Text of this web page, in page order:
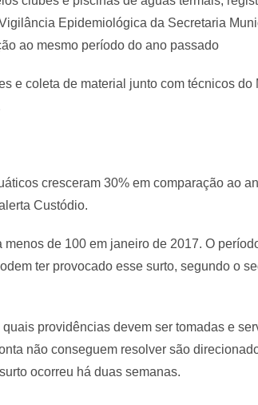
Epidemiológica da Secretaria
ao mesmo período do ano passado
e coleta de material junto com técnicos do
cresceram 30% em comparação ao
Custódio.
de 100 em janeiro de 2017. O
ter provocado esse surto, segundo o
providências devem ser tomadas e
não conseguem resolver são
ocorreu há duas semanas.